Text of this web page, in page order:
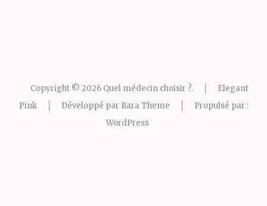
Copyright © 2026 Quel médecin choisir ?.
Elegant
Pink
Développé par Rara Theme
Propulsé par :
WordPress